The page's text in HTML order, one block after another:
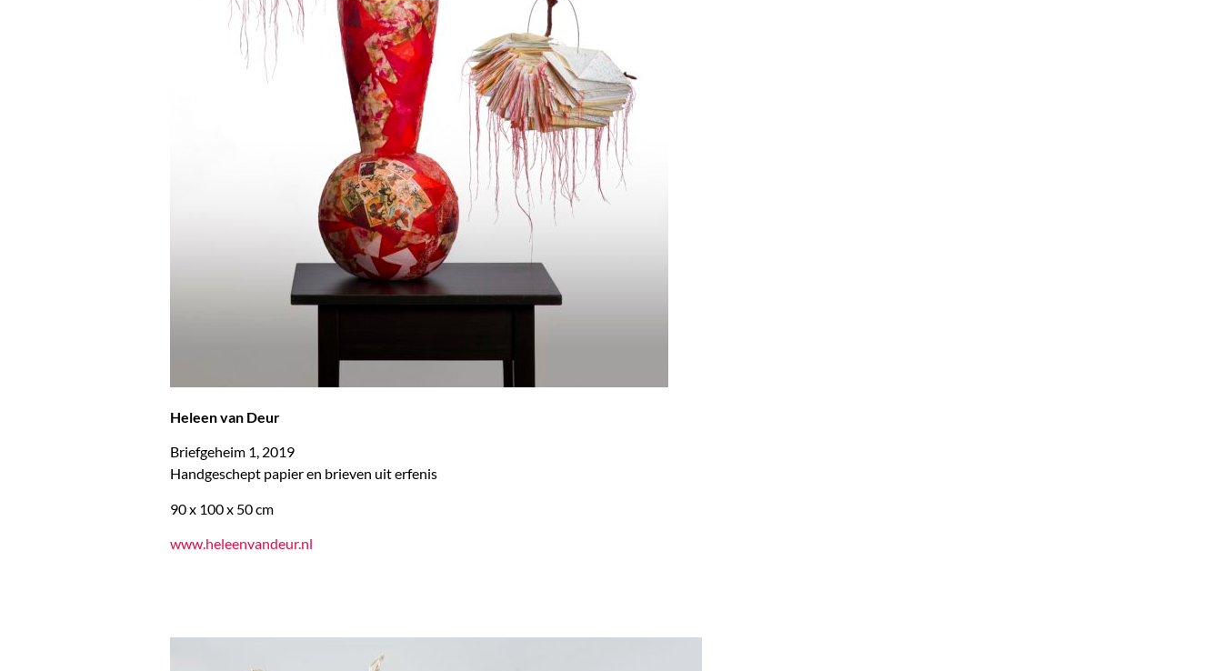
Heleen van Deur
Briefgeheim 1, 2019
Handgeschept papier en brieven uit erfenis
90 x 100 x 50 cm
www.heleenvandeur.nl